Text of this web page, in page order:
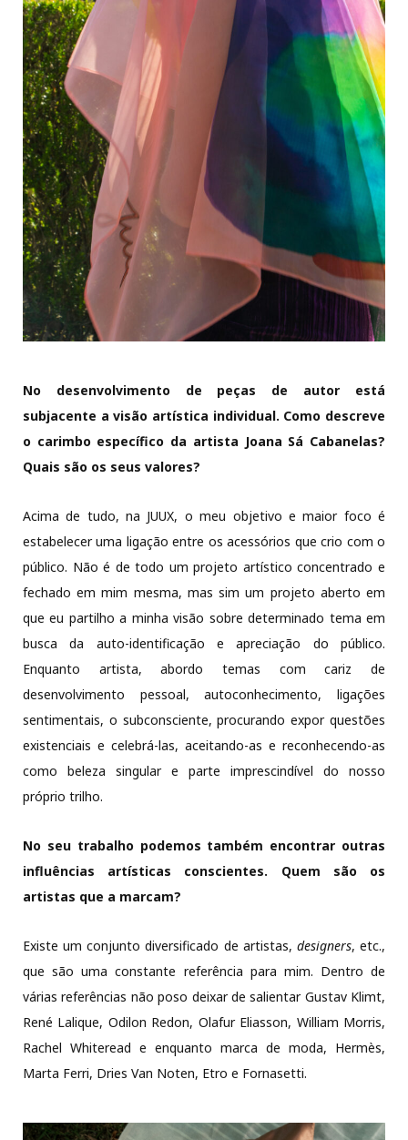
No desenvolvimento de peças de autor está
subjacente a visão artística individual. Como descreve
o carimbo específico da artista Joana Sá Cabanelas?
Quais são os seus valores?
Acima de tudo, na JUUX, o meu objetivo e maior foco é
estabelecer uma ligação entre os acessórios que crio com o
público. Não é de todo um projeto artístico concentrado e
fechado em mim mesma, mas sim um projeto aberto em
que eu partilho a minha visão sobre determinado tema em
busca da auto-identificação e apreciação do público.
Enquanto artista, abordo temas com cariz de
desenvolvimento pessoal, autoconhecimento, ligações
sentimentais, o subconsciente, procurando expor questões
existenciais e celebrá-las, aceitando-as e reconhecendo-as
como beleza singular e parte imprescindível do nosso
próprio trilho.
No seu trabalho podemos também encontrar outras
influências artísticas conscientes. Quem são os
artistas que a marcam?
Existe um conjunto diversificado de artistas, designers, etc.,
que são uma constante referência para mim. Dentro de
várias referências não poso deixar de salientar Gustav Klimt,
René Lalique, Odilon Redon, Olafur Eliasson, William Morris,
Rachel Whiteread e enquanto marca de moda, Hermès,
Marta Ferri, Dries Van Noten, Etro e Fornasetti.